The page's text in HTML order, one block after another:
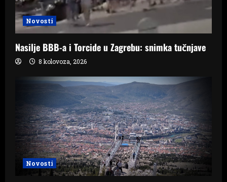
Novosti
Nasilje BBB-a i Torcide u Zagrebu: snimka tučnjave
8 kolovoza, 2026
Novosti